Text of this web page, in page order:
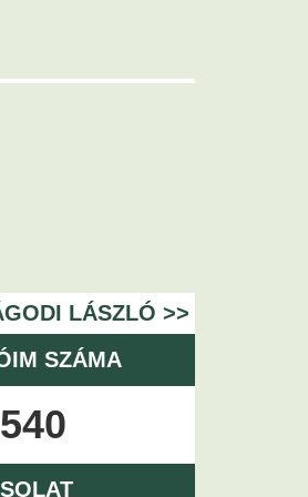
LÁSZLÓ >>
SZÁMA